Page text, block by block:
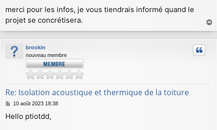
s
s
merci pour les infos, je vous tiendrais informé quand le
projet se concrétisera.
a
u
brookin
nouveau membre
Re: Isolation acoustique et thermique de la toiture
M
s
10 août 2023 18:38
Hello ptiotdd,